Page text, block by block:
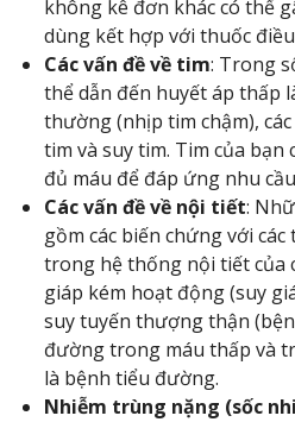
không kê đơn khác có thể
dùng kết hợp với thuốc
Các vấn đề về tim: Trong
thể dẫn đến huyết áp thấp
thường (nhịp tim chậm),
tim và suy tim. Tim của
đủ máu để đáp ứng nhu
Các vấn đề về nội tiết:
gồm các biến chứng với
trong hệ thống nội tiết của
giáp kém hoạt động (suy
suy tuyến thượng thận
đường trong máu thấp và
là bệnh tiểu đường.
Nhiễm trùng nặng (sốc